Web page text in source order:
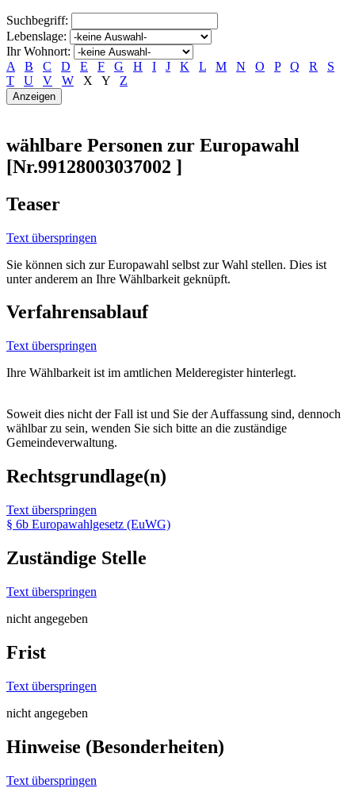
Suchbegriff:
Lebenslage:
Ihr Wohnort:
A
B C D E F G H I J K L M N O P Q R
S
T
U V W X Y Z
wählbare Personen zur Europawahl
[Nr.99128003037002 ]
Teaser
Text überspringen
Sie können sich zur Europawahl selbst zur Wahl stellen. Dies ist
unter anderem an Ihre Wählbarkeit geknüpft.
Verfahrensablauf
Text überspringen
Ihre Wählbarkeit ist im amtlichen Melderegister hinterlegt.
Soweit dies nicht der Fall ist und Sie der Auffassung sind, dennoch
wählbar zu sein, wenden Sie sich bitte an die zuständige
Gemeindeverwaltung.
Rechtsgrundlage(n)
Text überspringen
§ 6b Europawahlgesetz (EuWG)
Zuständige Stelle
Text überspringen
nicht angegeben
Frist
Text überspringen
nicht angegeben
Hinweise (Besonderheiten)
Text überspringen